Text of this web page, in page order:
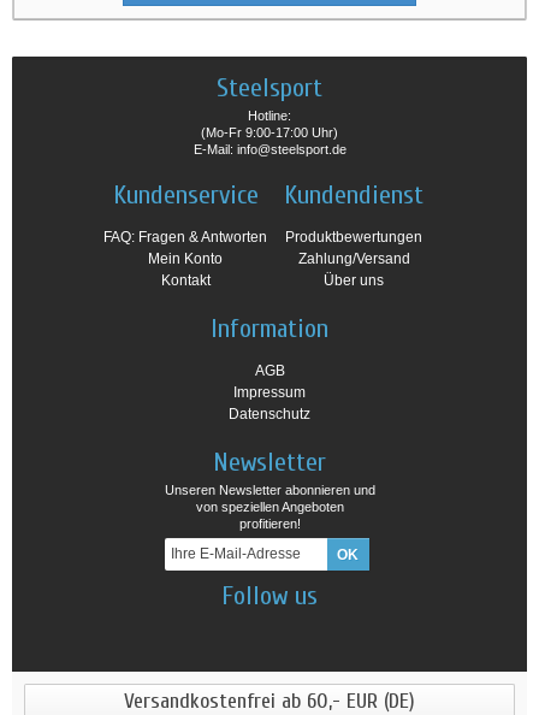
Steelsport
Hotline:
(Mo-Fr 9:00-17:00 Uhr)
E-Mail: info@steelsport.de
Kundenservice
FAQ: Fragen & Antworten
Mein Konto
Kontakt
Kundendienst
Produktbewertungen
Zahlung/Versand
Über uns
Information
AGB
Impressum
Datenschutz
Newsletter
Unseren Newsletter abonnieren und
von speziellen Angeboten
profitieren!
Follow us
Versandkostenfrei ab 60,- EUR (DE)